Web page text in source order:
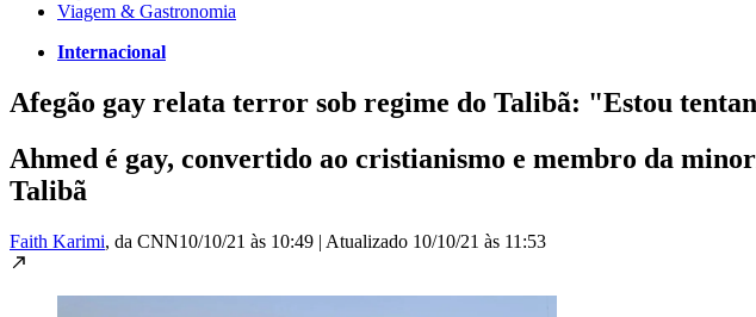
Viagem & Gastronomia
Internacional
Afegão gay relata terror sob regime do Talibã: "Estou
Ahmed é gay, convertido ao cristianismo e membro da
Talibã
Faith Karimi, da CNN10/10/21 às 10:49 | Atualizado 10/10/21 às 11:53